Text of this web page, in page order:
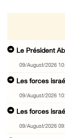
Le Président
09/August/2026
Les forces
09/August/2026
Les forces
09/August/2026